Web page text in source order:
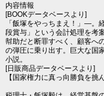
内容情報
[BOOKデータベースより]
「飯塚をやっちまえ！」―。
段賞与」という会計処理を考
幇助だと断罪すべく、顧客へ
の弾圧に乗り出す。巨大な国
小説。
[日販商品データベースより]
【国家権力に真っ向勝負を挑